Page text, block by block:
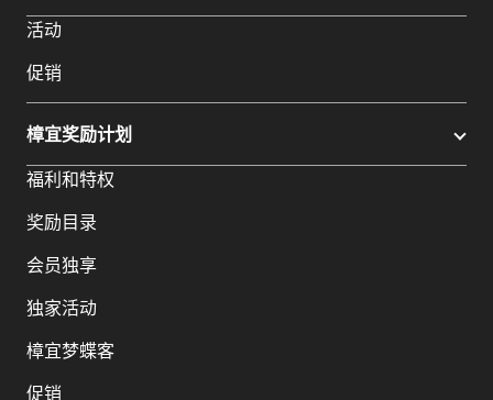
活动
促销
樟宜奖励计划
福利和特权
奖励目录
会员独享
独家活动
樟宜梦蝶客
促销